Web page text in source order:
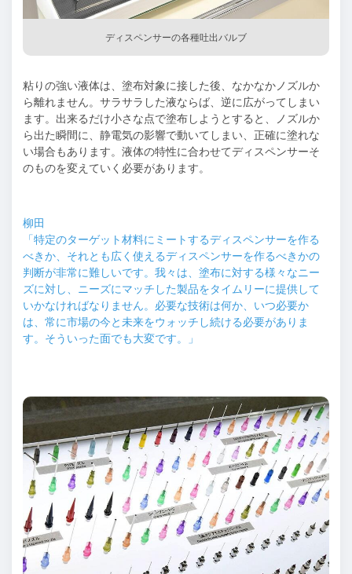
ディスペンサーの各種吐出バルブ
粘りの強い液体は、塗布対象に接した後、なかなかノズルか
ら離れません。サラサラした液ならば、逆に広がってしまい
ます。出来るだけ小さな点で塗布しようとすると、ノズルか
ら出た瞬間に、静電気の影響で動いてしまい、正確に塗れな
い場合もあります。液体の特性に合わせてディスペンサーそ
のものを変えていく必要があります。
柳田
「特定のターゲット材料にミートするディスペンサーを作る
べきか、それとも広く使えるディスペンサーを作るべきかの
判断が非常に難しいです。我々は、塗布に対する様々なニー
ズに対し、ニーズにマッチした製品をタイムリーに提供して
いかなければなりません。必要な技術は何か、いつ必要か
は、常に市場の今と未来をウォッチし続ける必要がありま
す。そういった面でも大変です。」